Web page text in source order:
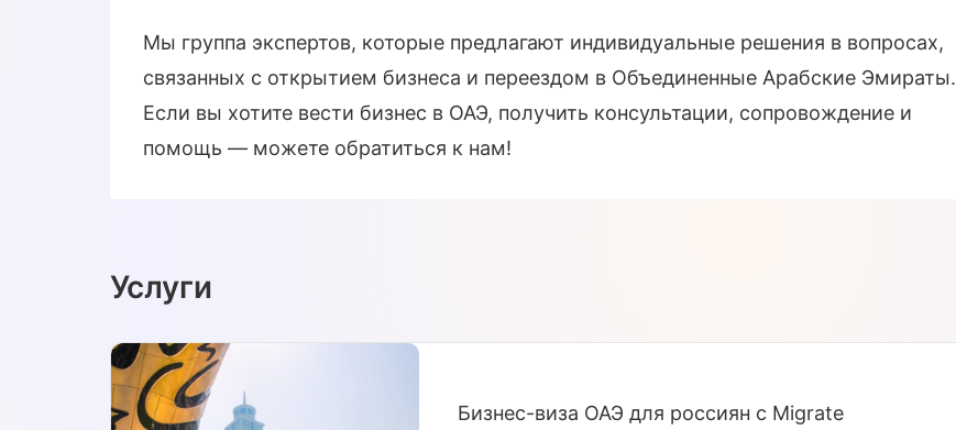
Мы группа экспертов, которые предлагают индивидуальные решения в вопросах,
связанных с открытием бизнеса и переездом в Объединенные Арабские Эмираты.
Если вы хотите вести бизнес в ОАЭ, получить консультации, сопровождение и
помощь — можете обратиться к нам!
Услуги
Бизнес-виза ОАЭ для россиян с Migrate